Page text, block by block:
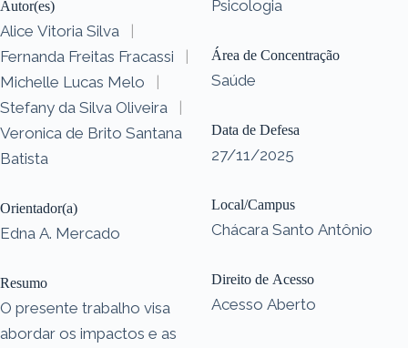
Autor(es)
Alice Vitoria Silva
|
Fernanda Freitas Fracassi
|
Michelle Lucas Melo
|
Stefany da Silva Oliveira
|
Veronica de Brito Santana
Batista
Orientador(a)
Edna A. Mercado
Resumo
O presente trabalho visa
abordar os impactos e as
Psicologia
Área de Concentração
Saúde
Data de Defesa
27/11/2025
Local/Campus
Chácara Santo Antônio
Direito de Acesso
Acesso Aberto